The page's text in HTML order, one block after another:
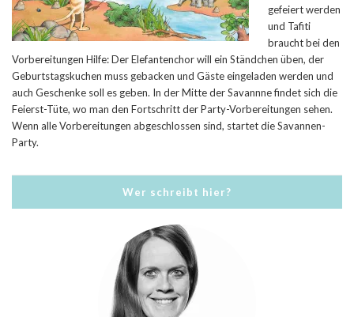
gefeiert werden
und Tafiti
braucht bei den
Vorbereitungen Hilfe: Der Elefantenchor will ein Ständchen üben, der
Geburtstagskuchen muss gebacken und Gäste eingeladen werden und
auch Geschenke soll es geben. In der Mitte der Savannne findet sich die
Feierst-Tüte, wo man den Fortschritt der Party-Vorbereitungen sehen.
Wenn alle Vorbereitungen abgeschlossen sind, startet die Savannen-
Party.
Wer schreibt hier?